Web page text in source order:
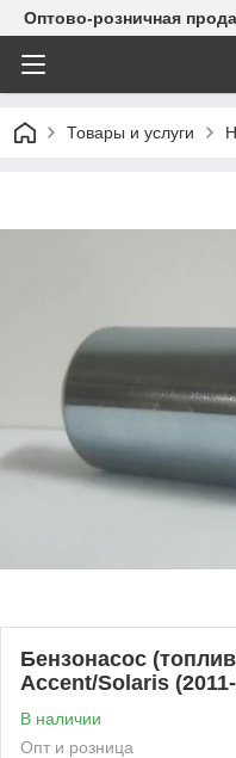
Оптово-розничная
Товары и услуги
Бензонасос
Accent/Solaris
В наличии
Опт и розница